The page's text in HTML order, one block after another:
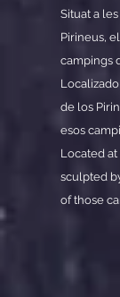
Situat a
Pirineus,
campings
de los
esos
Located
sculpted
of those